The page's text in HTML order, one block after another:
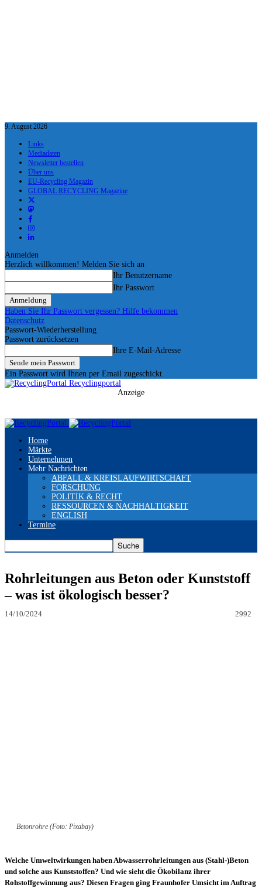
9. August 2026
Links
Mediadaten
Newsletter bestellen
Über uns
EU-Recycling Magazin
GLOBAL RECYCLING Magazine
Anmelden
Herzlich willkommen! Melden Sie sich an
Ihr Benutzername
Ihr Passwort
Haben Sie Ihr Passwort vergessen? Hilfe bekommen
Datenschutz
Passwort-Wiederherstellung
Passwort zurücksetzen
Ihre E-Mail-Adresse
Ein Passwort wird Ihnen per Email zugeschickt.
Recyclingportal
Anzeige
Home
Märkte
Unternehmen
Mehr Nachrichten
ABFALL & KREISLAUFWIRTSCHAFT
FORSCHUNG
POLITIK & RECHT
RESSOURCEN & NACHHALTIGKEIT
ENGLISH
Termine
Rohrleitungen aus Beton oder Kunststoff
– was ist ökologisch besser?
14/10/2024 2992
Betonrohre (Foto: Pixabay)
Welche Umweltwirkungen haben Abwasserrohrleitungen aus (Stahl-)Beton
und solche aus Kunststoffen? Und wie sieht die Ökobilanz ihrer
Rohstoffgewinnung aus? Diesen Fragen ging Fraunhofer Umsicht im Auftrag